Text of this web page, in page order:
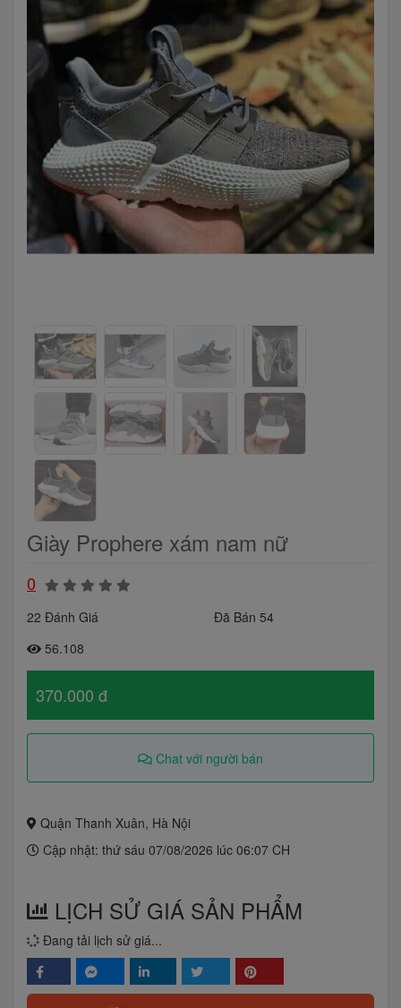
Giày Prophere xám nam nữ
0
22 Đánh Giá
Đã Bán 54
56.108
370.000 đ
Chat với người bán
Quận Thanh Xuân, Hà Nội
Cập nhật: thứ sáu 07/08/2026 lúc 06:07 CH
LỊCH SỬ GIÁ SẢN PHẨM
Đang tải lịch sử giá...